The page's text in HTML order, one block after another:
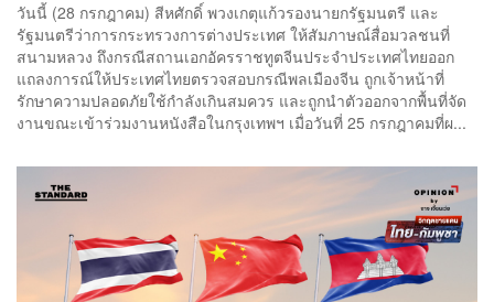
วันนี้ (28 กรกฎาคม) สีหศักดิ์ พวงเกตุแก้วรองนายกรัฐมนตรี และ
รัฐมนตรีว่าการกระทรวงการต่างประเทศ ให้สัมภาษณ์สื่อมวลชนที่
สนามหลวง ถึงกรณีสถานเอกอัครราชทูตจีนประจำประเทศไทยออก
แถลงการณ์ให้ประเทศไทยตรวจสอบกรณีพลเมืองจีน ถูกเจ้าหน้าที่
รักษาความปลอดภัยใช้กำลังเกินสมควร และถูกนำตัวออกจากพื้นที่จัด
งานขณะเข้าร่วมงานหนังสือในกรุงเทพฯ เมื่อวันที่ 25 กรกฎาคมที่ผ...